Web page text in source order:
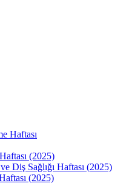
Haftası
(2025)
Diş Sağlığı Haftası (2025)
(2025)